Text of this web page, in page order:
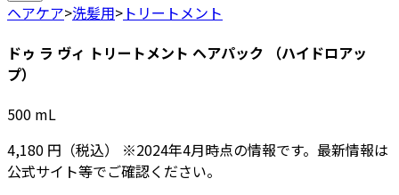
ヘアケア>洗髪用> トリートメント
ドゥ ラ ヴィ トリートメント ヘアパック （ハイドロアッ
プ）
500 mL
4,180 円 （税込） ※2024年4月時点の情報です。最新情報は
公式サイト等でご確認ください。